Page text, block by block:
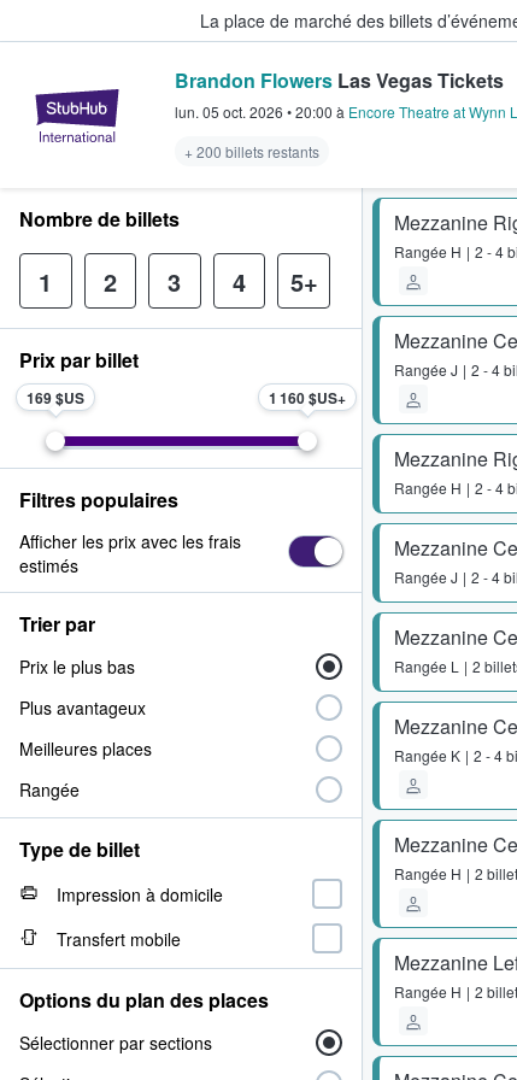
La place de marché des billets
StubHub - Où les fans
Brandon Flowers Las Vegas Tickets
lun. 05 oct. 2026 •20:00 à Encore Theatre at Wynn
+ 200 billets restants
Mezzanine
Rangée H 2 - 4
Mezzanine
Rangée J 2 - 4
Mezzanine
Rangée H 2 - 4
Mezzanine
Rangée J 2 - 4
Mezzanine
Rangée L 2
Mezzanine
Rangée K 2 - 4
Mezzanine
Rangée H 2
Mezzanine
Rangée H 2
Nombre de billets
1 2 3 4 5+
Prix par billet
169 $US 1 160 $US
Filtres populaires
Afficher les prix avec les frais
estimés
Trier par
Prix le plus bas
Plus avantageux
Meilleures places
Rangée
Type de billet
Impression à domicile
Transfert mobile
Options du plan des places
Sélectionner par sections